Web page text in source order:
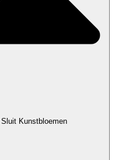
Sluit Kunstbloemen